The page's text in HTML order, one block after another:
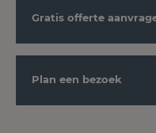
Gratis offerte
Plan een bezoek